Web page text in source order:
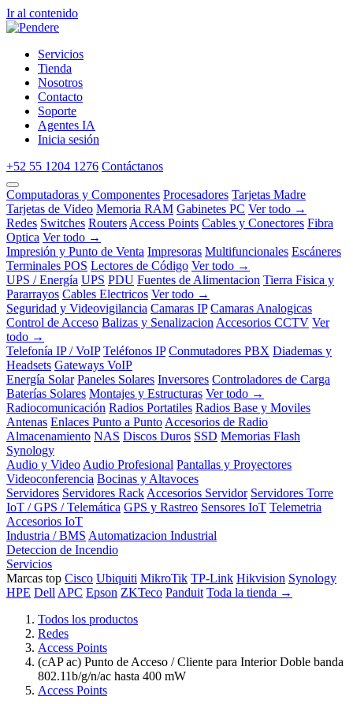
Ir al contenido
Servicios
Tienda
Nosotros
Contacto
Soporte
Agentes IA
Inicia sesión
+52 55 1204 1276 Contáctanos
Computadoras y Componentes Procesadores Tarjetas Madre
Tarjetas de Video Memoria RAM Gabinetes PC Ver todo →
Redes Switches Routers Access Points Cables y Conectores Fibra
Optica Ver todo →
Impresión y Punto de Venta Impresoras Multifuncionales Escáneres
Terminales POS Lectores de Código Ver todo →
UPS / Energía UPS PDU Fuentes de Alimentacion Tierra Fisica y
Pararrayos Cables Electricos Ver todo →
Seguridad y Videovigilancia Camaras IP Camaras Analogicas
Control de Acceso Balizas y Senalizacion Accesorios CCTV Ver
todo →
Telefonía IP / VoIP Teléfonos IP Conmutadores PBX Diademas y
Headsets Gateways VoIP
Energía Solar Paneles Solares Inversores Controladores de Carga
Baterías Solares Montajes y Estructuras Ver todo →
Radiocomunicación Radios Portatiles Radios Base y Moviles
Antenas Enlaces Punto a Punto Accesorios de Radio
Almacenamiento NAS Discos Duros SSD Memorias Flash
Synology
Audio y Video Audio Profesional Pantallas y Proyectores
Videoconferencia Bocinas y Altavoces
Servidores Servidores Rack Accesorios Servidor Servidores Torre
IoT / GPS / Telemática GPS y Rastreo Sensores IoT Telemetria
Accesorios IoT
Industria / BMS Automatizacion Industrial
Deteccion de Incendio
Servicios
Marcas top Cisco Ubiquiti MikroTik TP-Link Hikvision Synology
HPE Dell APC Epson ZKTeco Panduit Toda la tienda →
Todos los productos
Redes
Access Points
(cAP ac) Punto de Acceso / Cliente para Interior Doble banda
802.11b/g/n/ac hasta 400 mW
Access Points